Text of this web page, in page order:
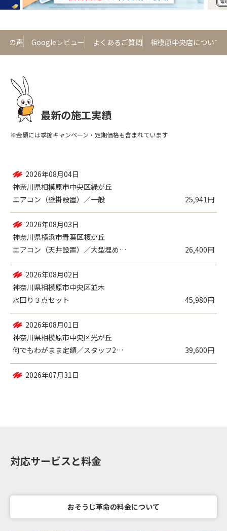
の声 Googleレビュー よくあるご質問 相模原中央店について
最新の施工実績
※金額には季節キャンペーン・定期価格も含まれています
2026年08月04日
神奈川県相模原市中央区緑が丘
エアコン（壁掛設置）／一般
25,941円
2026年08月03日
神奈川県横浜市青葉区榎が丘
エアコン（天井設置）／大型埋め込み式
26,400円
2026年08月02日
神奈川県相模原市中央区並木
水回り３点セット
45,980円
2026年08月01日
神奈川県相模原市中央区光が丘
何でもわがまま定額／スタッフ2名（2時間...
39,600円
2026年07月31日
対応サービスと料金
おそうじ革命の料金について